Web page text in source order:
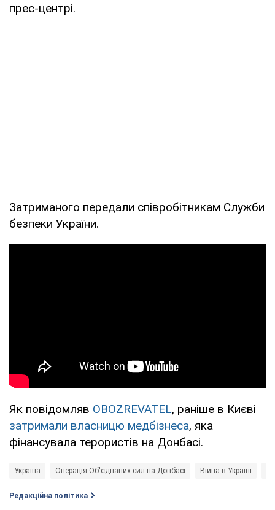
прес-центрі.
Затриманого передали співробітникам Служби
безпеки України.
Як повідомляв OBOZREVATEL, раніше в Києві
затримали власницю медбізнеса, яка
фінансувала терористів на Донбасі.
Україна Операція Об'єднаних сил на Донбасі Війна в Україні
Редакційна політика